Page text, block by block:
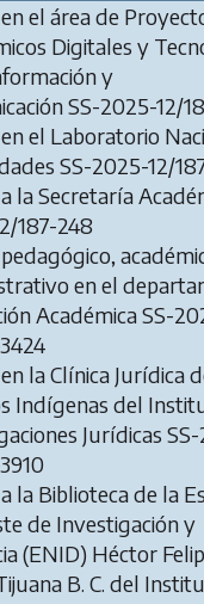
el área de
Digitales y
y
SS-2025-12/
el Laboratorio
SS-2025-12/
la Secretaría
187-248
en el
Académica SS-
la Clínica Jurídica
Indígenas del
Jurídicas
la Biblioteca de la
de Investigación y
(ENID) Héctor
B. C. del